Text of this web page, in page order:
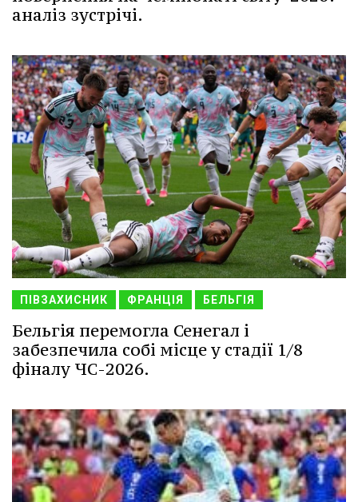
аналіз зустрічі.
ПІВЗАХИСНИК ФРАНЦІЯ БЕЛЬГІЯ
Бельгія перемогла Сенегал і
забезпечила собі місце у стадії 1/8
фіналу ЧС-2026.